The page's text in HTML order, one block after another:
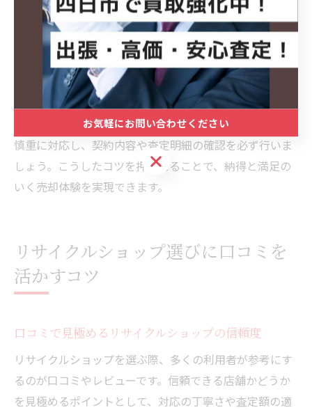
や、出張買取や持ち込み対応の柔軟性も重要なポイント
です。複数店舗で見積もりを取ることで、最も有利な条
件を引き出すことができます。また、査定基準や手数料
の有無、スタッフの対応の丁寧さも比較材料となりま
注意点として、あまりにも高額な買取をうたう店舗には
慎重に対応し、契約内容や査定明細の確認を必ず行いま
しょう。こうしたコツを押さえることで、納得と満足の
いく売却体験を実現できます。
リサイクルショップ選びに口コミを
活かすコツ
口コミで見極めるリサイクルショップの信頼度
リサイクルショップを選ぶ際、多くの利用者が参考にす
るのが口コミやレビューです。信頼できる店舗かどうか
を見極めるポイントとして、対応の丁寧さや査定額の適
お気軽にお問い合わせください
お気軽にお問い合わせください